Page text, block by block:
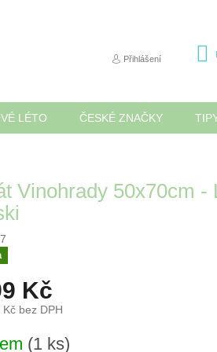
Přihlášení
LÉTO ČESKÉ ZNAČKY
Vinohrady 50x70cm -
Kč
bez DPH
(1 ks)